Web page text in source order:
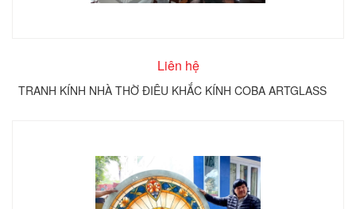
Liên hệ
TRANH KÍNH NHÀ THỜ ĐIÊU KHẮC KÍNH COBA ARTGLASS